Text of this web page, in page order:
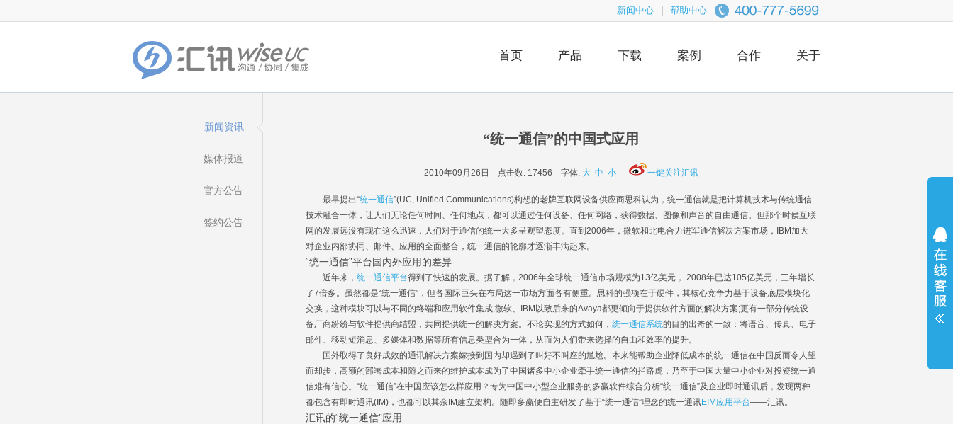
新闻中心 帮助中心
首页 产品 下载 案例 合作 关于
新闻资讯
媒体报道
官方公告
签约公告
“统一通信”的中国式应用
2010年09月26日 点击数:17456 字体: 大 中 小 一键关注汇讯
最早提出“统一通信”(UC, Unified Communications)构想的老牌互联网设备供应商思科认为，统一通信就是把计算机技术与传统通信
技术融合一体，让人们无论任何时间、任何地点，都可以通过任何设备、任何网络，获得数据、图像和声音的自由通信。但那个时侯互联
网的发展远没有现在这么迅速，人们对于通信的统一大多呈观望态度。直到2006年，微软和北电合力进军通信解决方案市场，IBM加大
对企业内部协同、邮件、应用的全面整合，统一通信的轮廓才逐渐丰满起来。
“统一通信”平台国内外应用的差异
近年来， 统一通信平台得到了快速的发展。据了解，2006年全球统一通信市场规模为13亿美元， 2008年已达105亿美元，三年增长
了7倍多。虽然都是“统一通信”，但各国际巨头在布局这一市场方面各有侧重。思科的强项在于硬件，其核心竞争力基于设备底层模块化
交换，这种模块可以与不同的终端和应用软件集成;微软、IBM以致后来的Avaya都更倾向于提供软件方面的解决方案;更有一部分传统设
备厂商纷纷与软件提供商结盟，共同提供统一的解决方案。不论实现的方式如何， 统一通信系统的目的出奇的一致：将语音、传真、电子
邮件、移动短消息、多媒体和数据等所有信息类型合为一体，从而为人们带来选择的自由和效率的提升。
国外取得了良好成效的通讯解决方案嫁接到国内却遇到了叫好不叫座的尴尬。本来能帮助企业降低成本的统一通信在中国反而令人望
而却步，高额的部署成本和随之而来的维护成本成为了中国诸多中小企业牵手统一通信的拦路虎，乃至于中国大量中小企业对投资统一通
信难有信心。“统一通信”在中国应该怎么样应用？专为中国中小型企业服务的多赢软件综合分析“统一通信”及企业即时通讯后，发现两种
都包含有即时通讯(IM)，也都可以其余IM建立架构。随即多赢便自主研发了基于“统一通信”理念的统一通讯EIM应用平台——汇讯。
汇讯的“统一通信”应用